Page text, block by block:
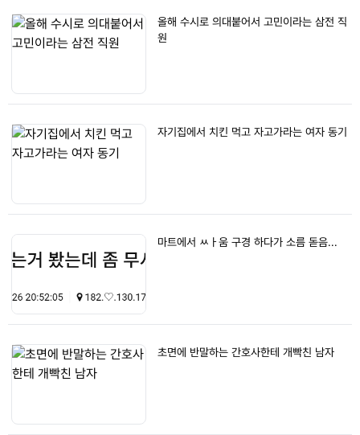
올해 수시로 의대붙어서 고민이라는 삼전 직
원
자기집에서 치킨 먹고 자고가라는 여자 동기
마트에서 ㅆㅏ움 구경 하다가 소름 돋음...
초면에 반말하는 간호사한테 개빡친 남자